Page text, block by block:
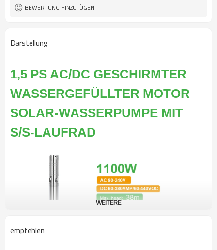
BEWERTUNG HINZUFÜGEN
Darstellung
1,5 PS AC/DC GESCHIRMTER
WASSERGEFÜLLTER MOTOR
SOLAR-WASSERPUMPE MIT
S/S-LAUFRAD
WEITERE
empfehlen